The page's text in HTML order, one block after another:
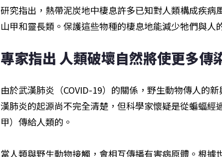
研究指出，熱帶泥炭地中棲息許多已知對人類構成疾病
山甲和靈長類。保護這些物種的棲息地能減少牠們與人
專家指出 人類破壞自然將使更多傳
由於武漢肺炎（COVID-19）的關係，野生動物傳人的
漢肺炎的起源尚不完全清楚，但科學家懷疑是從蝙蝠經
甲）傳給人類的。
當人類與野生動物接觸，會相互傳播有害病原體。根據